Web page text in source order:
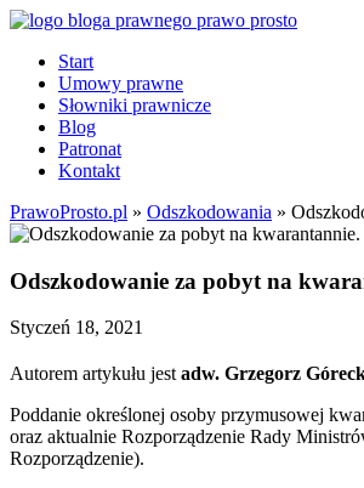
Start
Umowy prawne
Słowniki prawnicze
Blog
Patronat
Kontakt
PrawoProsto.pl » Odszkodowania »
Odszkodowanie za pobyt na
Styczeń 18, 2021
Autorem artykułu jestadw. Grzegorz
Poddanie określonej osoby przymusowej
oraz aktualnie Rozporządzenie Rady
Rozporządzenie).